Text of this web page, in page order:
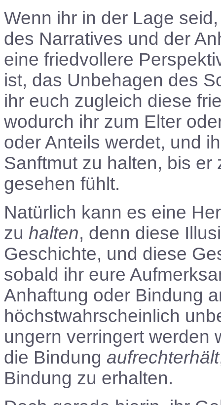
Wenn ihr in der Lage
des Narratives und der
eine friedvollere
ist, das Unbehagen des
ihr euch zugleich diese
wodurch ihr zum Elter
oder Anteils werdet, und
Sanftmut zu halten, bis
gesehen fühlt.
Natürlich kann es eine
zu halten, denn diese
Geschichte, und diese
sobald ihr eure
Anhaftung oder Bindung
höchstwahrscheinlich
ungern verringert werden
die Bindung aufrechterhält
Bindung zu erhalten.